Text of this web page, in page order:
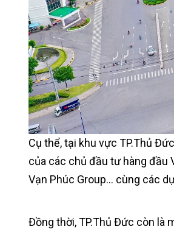
Cụ thể, tại khu vực TP.Thủ
của các chủ đầu tư hàng đầu
Vạn Phúc Group… cùng các
Đồng thời, TP.Thủ Đức còn là